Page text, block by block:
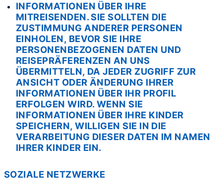
INFORMATIONEN ÜBER IHRE
MITREISENDEN. SIE SOLLTEN DIE
ZUSTIMMUNG ANDERER PERSONEN
EINHOLEN, BEVOR SIE IHRE
PERSONENBEZOGENEN DATEN UND
REISEPRÄFERENZEN AN UNS
ÜBERMITTELN, DA JEDER ZUGRIFF ZUR
ANSICHT ODER ÄNDERUNG IHRER
INFORMATIONEN ÜBER IHR PROFIL
ERFOLGEN WIRD. WENN SIE
INFORMATIONEN ÜBER IHRE KINDER
SPEICHERN, WILLIGEN SIE IN DIE
VERARBEITUNG DIESER DATEN IM NAMEN
IHRER KINDER EIN.
SOZIALE NETZWERKE